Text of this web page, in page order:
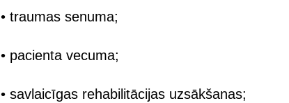
• traumas senuma;
• pacienta vecuma;
• savlaicīgas rehabilitācijas uzsākšanas;